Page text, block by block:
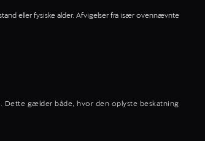
eller fysiske alder. Afvigelser fra især ovennævnte
Dette gælder både, hvor den oplyste beskatning